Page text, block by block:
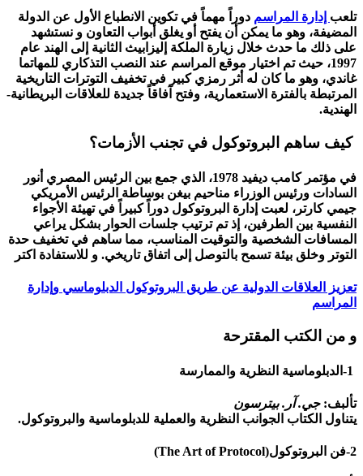
تلعب إدارة المراسم دوراً مهماً في تكوين الانطباع الأول عن الدولة
المضيفة، وهو ما يمكن أن يفتح أو يغلق أبواب التعاون و نستشهد
على ذلك ما حدث خلال زيارة الملكة إليزابيث الثانية إلى الهند عام
1997، حيث تم اختيار موقع المراسم عند النصب التذكاري للمهاتما
غاندي، وهو ما كان له أثر رمزي كبير في تخفيف التوترات التاريخية
المرتبطة بالفترة الاستعمارية، وفتح آفاقاً جديدة للعلاقات البريطانية-
الهندية.
كيف ساهم البروتوكول في تجنب الأزمات؟
في مؤتمركامب ديفيد
أنور
السادات ورئيس الوزراء مناحيم بيغن بوساطة الرئيس الأمريكي
جيمي كارتر ، لعبت إدارة البروتوكول دوراً كبيراً في تهيئة الأجواء
النفسية بين الطرفين، إذ تم ترتيب جلسات الحوار بشكل يراعي
المسافات الشخصية والتوقيت المناسب، مما ساهم في تخفيف حدة
التوتر وخلق بيئة تسمح بالتوصل إلى اتفاق تاريخي. و للاستفادة اكتر
تعزيز العلاقات الدولية عن طريق البروتوكول الدبلوماسي وإدارة
المراسم
و من الكتب المقترحة
تألبف:جي. آر. بيترسون
يتناول الكتاب الجوانب النظرية والعملية للدبلوماسية والبروتوكول.
2-فن البروتوكول(The Art of Protocol)